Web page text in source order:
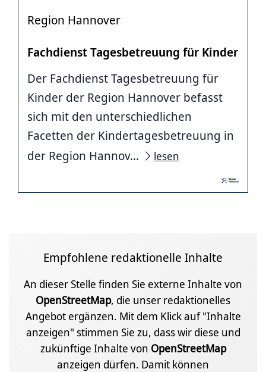
Region Hannover
Fachdienst Tagesbetreuung für Kinder
Der Fachdienst Tagesbetreuung für
Kinder der Region Hannover befasst
sich mit den unterschiedlichen
Facetten der Kindertagesbetreuung in
der Region Hannov...
lesen
Empfohlene redaktionelle Inhalte
An dieser Stelle finden Sie externe Inhalte von
OpenStreetMap, die unser redaktionelles
Angebot ergänzen. Mit dem Klick auf "Inhalte
anzeigen" stimmen Sie zu, dass wir diese und
zukünftige Inhalte von OpenStreetMap
anzeigen dürfen. Damit können